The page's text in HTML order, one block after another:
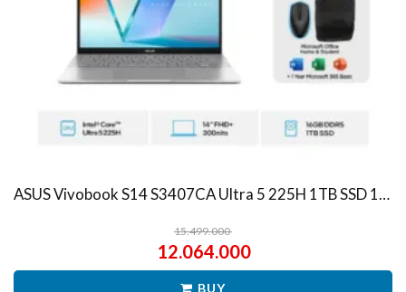
ASUS Vivobook S14 S3407CA Ultra 5 225H 1TB SSD 16GB WUXGA IPS Win11+OHS
15.499.000
12.064.000
BUY